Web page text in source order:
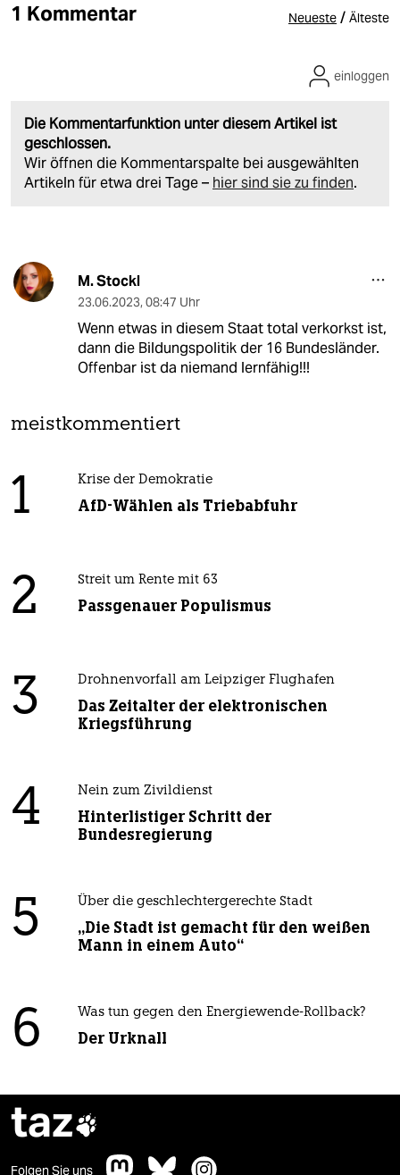
1 Kommentar Neueste / Älteste
Die Kommentarfunktion unter diesem Artikel ist
geschlossen.
Wir öffnen die Kommentarspalte bei ausgewählten
Artikeln für etwa drei Tage – hier sind sie zu finden.
einloggen
M. Stockl
23.06.2023, 08:47 Uhr
Wenn etwas in diesem Staat total verkorkst ist,
dann die Bildungspolitik der 16 Bundesländer.
Offenbar ist da niemand lernfähig!!!
meistkommentiert
1 Krise der Demokratie
AfD-Wählen als Triebabfuhr
2 Streit um Rente mit 63
Passgenauer Populismus
3 Drohnenvorfall am Leipziger Flughafen
Das Zeitalter der elektronischen
Kriegsführung
4 Nein zum Zivildienst
Hinterlistiger Schritt der
Bundesregierung
5 Über die geschlechtergerechte Stadt
„Die Stadt ist gemacht für den weißen
Mann in einem Auto“
6 Was tun gegen den Energiewende-Rollback?
Der Urknall
taz
Folgen Sie uns